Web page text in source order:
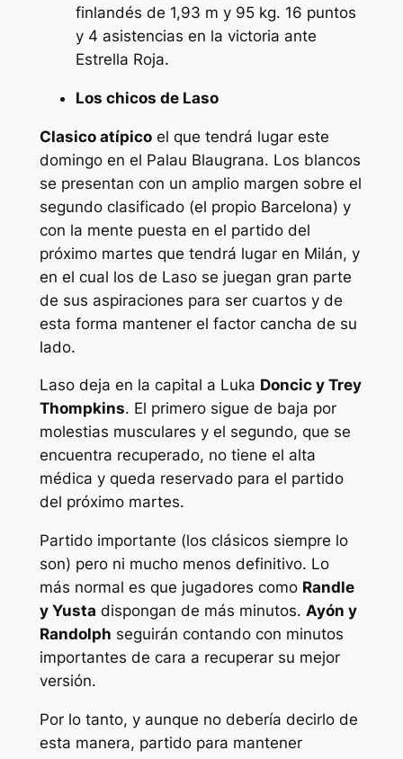
finlandés de 1,93 m y 95 kg. 16 puntos
y 4 asistencias en la victoria ante
Estrella Roja.
Los chicos de Laso
Clasico atípicoel que tendrá lugar este
domingo en el Palau Blaugrana. Los blancos
se presentan con un amplio margen sobre el
segundo clasificado (el propio Barcelona) y
con la mente puesta en el partido del
próximo martes que tendrá lugar en Milán, y
en el cual los de Laso se juegan gran parte
de sus aspiraciones para ser cuartos y de
esta forma mantener el factor cancha de su
lado.
Laso deja en la capital a Luka Doncic y Trey
Thompkins. El primero sigue de baja por
molestias musculares y el segundo, que se
encuentra recuperado, no tiene el alta
médica y queda reservado para el partido
del próximo martes.
Partido importante (los clásicos siempre lo
son) pero ni mucho menos definitivo. Lo
más normal es que jugadores como Randle
y Yusta dispongan de más minutos. Ayón y
Randolph seguirán contando con minutos
importantes de cara a recuperar su mejor
versión.
Por lo tanto, y aunque no debería decirlo de
esta manera, partido para mantener